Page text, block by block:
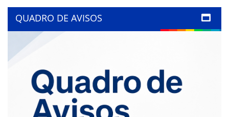
QUADRO DE AVISOS